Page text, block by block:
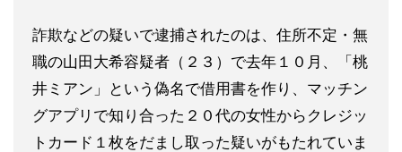
詐欺などの疑いで逮捕されたのは、住所不定・無
職の山田大希容疑者（２３）で去年１０月、「桃
井ミアン」という偽名で借用書を作り、マッチン
グアプリで知り合った２０代の女性からクレジッ
トカード１枚をだまし取った疑いがもたれていま